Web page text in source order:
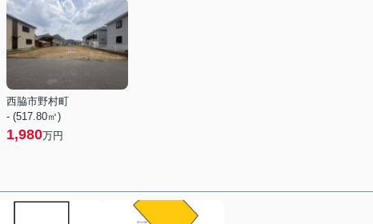
西脇市野村町
- (517.80㎡)
1,980万円